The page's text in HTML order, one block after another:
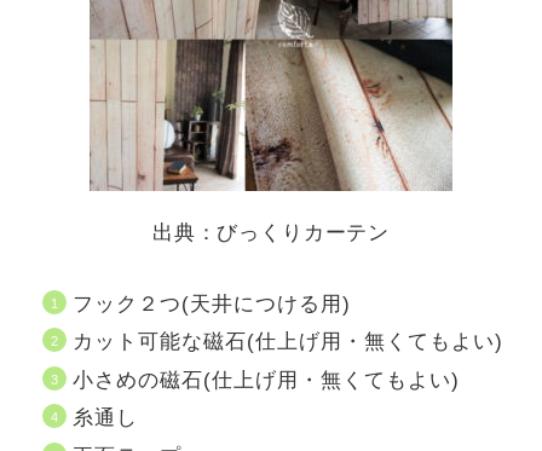
出典：びっくりカーテン
フック２つ(天井につける用)
カット可能な磁石(仕上げ用・無くてもよい)
小さめの磁石(仕上げ用・無くてもよい)
糸通し